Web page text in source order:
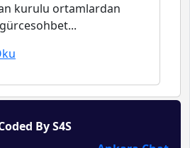
kurulu ortamlardan
By S4S